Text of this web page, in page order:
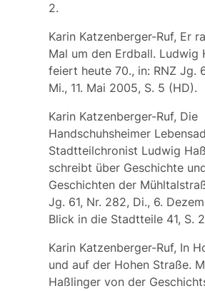
2.
Karin Katzenberger-Ruf, Er
Mal um den Erdball. Ludwig
feiert heute 70., in: RNZ Jg.
Mi., 11. Mai 2005, S. 5 (HD).
Karin Katzenberger-Ruf, Die
Handschuhsheimer
Stadtteilchronist Ludwig
schreibt über Geschichte
Geschichten der
Jg. 61, Nr. 282, Di., 6.
Blick in die Stadtteile 41, S.
Karin Katzenberger-Ruf, In
und auf der Hohen Straße.
Haßlinger von der